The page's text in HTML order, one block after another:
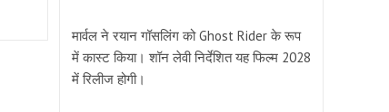
मार्वल ने रयान गॉसलिंग को Ghost Rider के रूप
में कास्ट किया। शॉन लेवी निर्देशित यह फिल्म 2028
में रिलीज होगी।